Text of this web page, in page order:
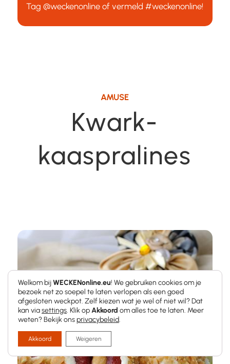
Tag@weckenonline of vermeld#weckenonline!
AMUSE
Kwark-
kaaspralines
Welkom bijWECKENonline.eu! We gebruiken cookies om je
bezoek net zo soepel te laten verlopen als een goed
afgesloten weckpot. Zelf kiezen wat je wel of niet wil? Dat
kan viasettings. Klik opAkkoord om alles toe te laten. Meer
weten? Bekijk onsprivacybeleid.
Akkoord Weigeren